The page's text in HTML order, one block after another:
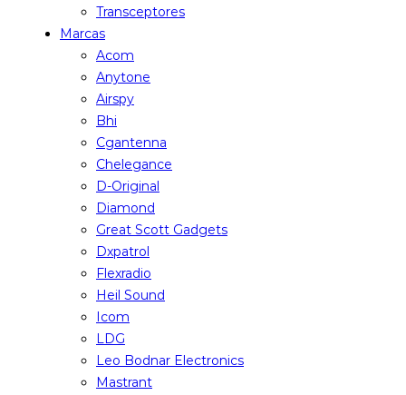
Transceptores
Marcas
Acom
Anytone
Airspy
Bhi
Cgantenna
Chelegance
D-Original
Diamond
Great Scott Gadgets
Dxpatrol
Flexradio
Heil Sound
Icom
LDG
Leo Bodnar Electronics
Mastrant